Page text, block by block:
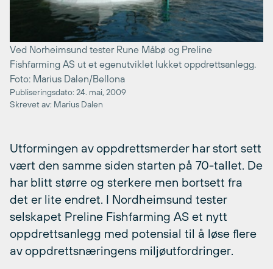
Ved Norheimsund tester Rune Måbø og Preline
Fishfarming AS ut et egenutviklet lukket oppdrettsanlegg.
Foto: Marius Dalen/Bellona
Publiseringsdato: 24. mai, 2009
Skrevet av: Marius Dalen
Utformingen av oppdrettsmerder har stort sett
vært den samme siden starten på 70-tallet. De
har blitt større og sterkere men bortsett fra
det er lite endret. I Nordheimsund tester
selskapet Preline Fishfarming AS et nytt
oppdrettsanlegg med potensial til å løse flere
av oppdrettsnæringens miljøutfordringer.